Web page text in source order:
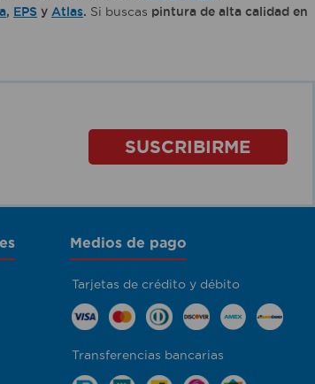
, EPS y Atlas. Si buscas pintura de alta calidad en
SUSCRIBIRME
Medios de pago
Tarjetas de crédito y débito
Transferencias bancarias